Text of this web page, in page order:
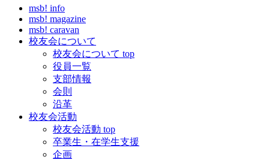
msb! info
msb! magazine
msb! caravan
校友会について
校友会について top
役員一覧
支部情報
会則
沿革
校友会活動
校友会活動 top
卒業生・在学生支援
企画